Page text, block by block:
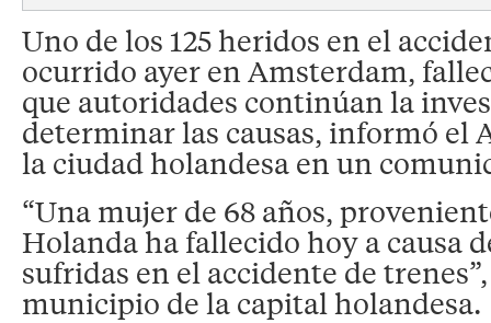
Uno de los 125 heridos en el
ocurrido ayer en Amsterdam,
que autoridades continúan la
determinar las causas, informó el
la ciudad holandesa en un
“Una mujer de 68 años,
Holanda ha fallecido hoy a causa
sufridas en el accidente de
municipio de la capital holandesa.